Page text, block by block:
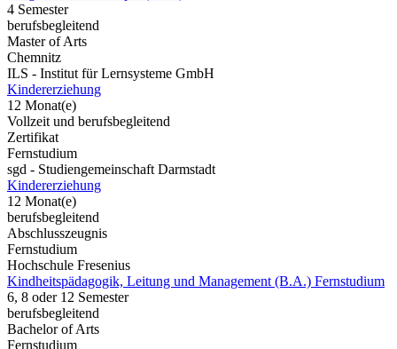
4 Semester
berufsbegleitend
Master of Arts
Chemnitz
ILS - Institut für Lernsysteme GmbH
Kindererziehung
12 Monat(e)
Vollzeit und berufsbegleitend
Zertifikat
Fernstudium
sgd - Studiengemeinschaft Darmstadt
Kindererziehung
12 Monat(e)
berufsbegleitend
Abschlusszeugnis
Fernstudium
Hochschule Fresenius
Kindheitspädagogik, Leitung und Management (B.A.) Fernstudium
6, 8 oder 12 Semester
berufsbegleitend
Bachelor of Arts
Fernstudium